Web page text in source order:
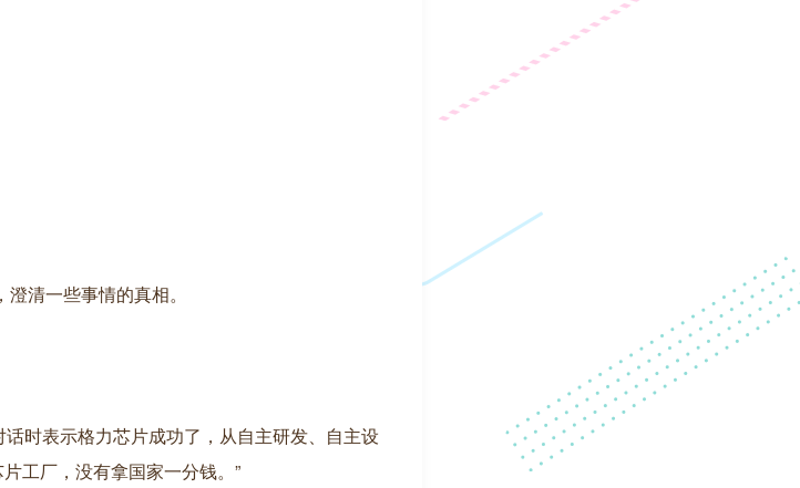
清一些事情的真相。
时表示格力芯片成功了，从自主研发、自主设
工厂，没有拿国家一分钱。”